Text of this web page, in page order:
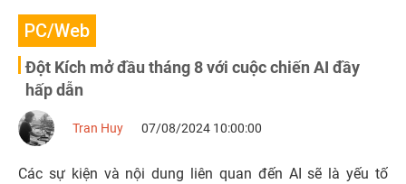
PC/Web
Đột Kích mở đầu tháng 8 với cuộc chiến AI đầy
hấp dẫn
Tran Huy 07/08/2024 10:00:00
Các sự kiện và nội dung liên quan đến AI sẽ là yếu tố